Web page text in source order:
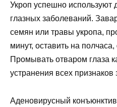
Укроп успешно используют
глазных заболеваний.
семян или травы укропа,
минут, оставить на
Промывать отваром глаза
устранения всех признаков
Аденовирусный